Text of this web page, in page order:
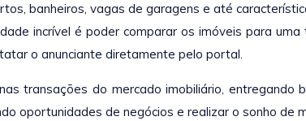
banheiros, vagas de garagens e até
incrível é poder comparar os imóveis para
o anunciante diretamente pelo portal.
transações do mercado imobiliário, entregando
oportunidades de negócios e realizar o sonho de